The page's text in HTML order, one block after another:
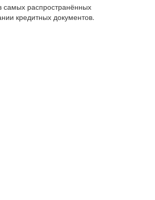
самых распространённых
кредитных документов.